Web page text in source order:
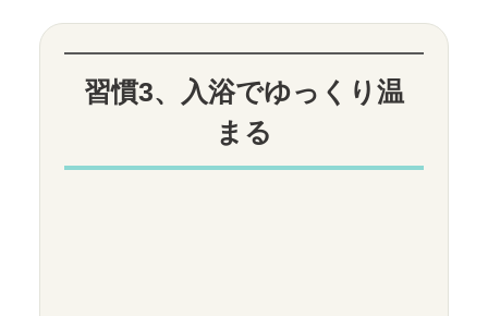
習慣3、入浴でゆっくり温
まる